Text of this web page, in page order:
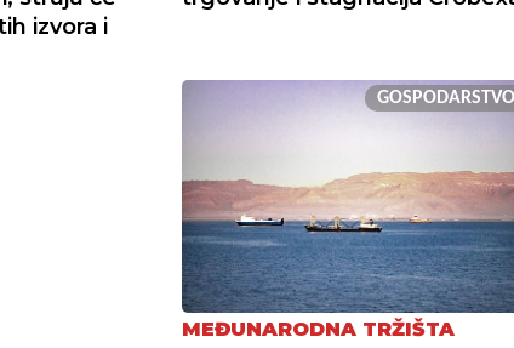
izvora i
GOSPODARSTVO
MEĐUNARODNA TRŽIŠTA